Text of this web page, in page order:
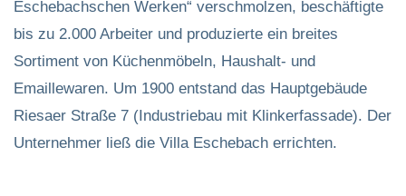
Eschebachschen Werken“ verschmolzen, beschäftigte
bis zu 2.000 Arbeiter und produzierte ein breites
Sortiment von Küchenmöbeln, Haushalt- und
Emaillewaren. Um 1900 entstand das Hauptgebäude
Riesaer Straße 7 (Industriebau mit Klinkerfassade). Der
Unternehmer ließ die Villa Eschebach errichten.